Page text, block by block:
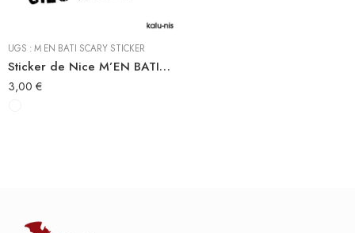
UGS :M EN BATI SCARY STICKER
Sticker de Nice M’EN BATI SIEU NISSART Scary
3,00 €